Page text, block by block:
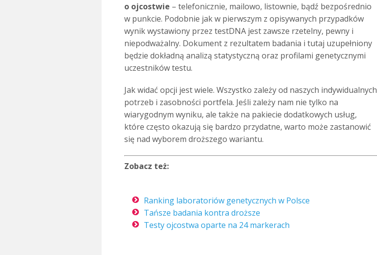
o ojcostwie – telefonicznie, mailowo, listownie, bądź bezpośrednio
w punkcie. Podobnie jak w pierwszym z opisywanych przypadków
wynik wystawiony przez testDNA jest zawsze rzetelny, pewny i
niepodważalny. Dokument z rezultatem badania i tutaj uzupełniony
będzie dokładną analizą statystyczną oraz profilami genetycznymi
uczestników testu.
Jak widać opcji jest wiele. Wszystko zależy od naszych indywidualnych
potrzeb i zasobności portfela. Jeśli zależy nam nie tylko na
wiarygodnym wyniku, ale także na pakiecie dodatkowych usług,
które często okazują się bardzo przydatne, warto może zastanowić
się nad wyborem droższego wariantu.
Zobacz też:
Ranking laboratoriów genetycznych w Polsce
Tańsze badania kontra droższe
Testy ojcostwa oparte na 24 markerach